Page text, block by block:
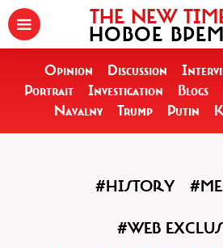
THE NEW
НОВОЕ
Opinion Discussion
Portrait
Investigation Blogs
Navalny
Trump Putin
#HISTORY
#WEB